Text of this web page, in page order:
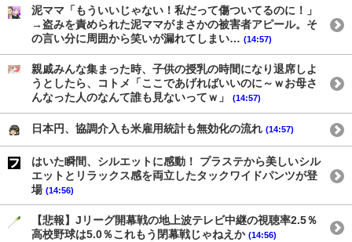
泥ママ「もういいじゃない！私だって傷ついてるのに！」
→盗みを責められた泥ママがまさかの被害者アピール。そ
の言い分に周囲から笑いが漏れてしまい… (14:57)
親戚みんな集まった時、子供の授乳の時間になり退席しよ
うとしたら、コトメ「ここであげればいいのに～ｗお母さ
んなった人のなんて誰も見ないってｗ」
(14:57)
日本円、協調介入も米雇用統計も無効化の流れ (14:57)
はいた瞬間、シルエットに感動！ プラステから美しいシル
エットとリラックス感を両立したタックワイドパンツが登
場 (14:56)
【悲報】Jリーグ開幕戦の地上波テレビ中継の視聴率2.5％
高校野球は5.0％これもう閉幕戦じゃねえか (14:56)